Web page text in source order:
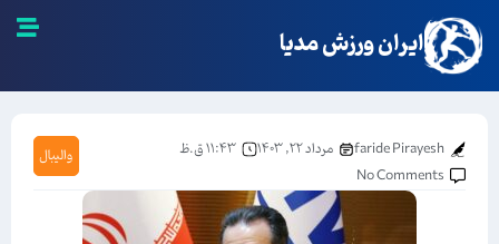
ایران ورزش مدیا
faride Pirayesh مرداد ۲۲, ۱۴۰۳
۱۱:۴۳ ق.ظ
No Comments
والیبال